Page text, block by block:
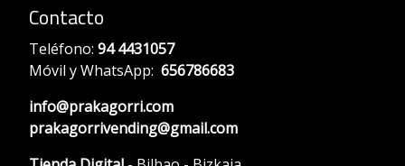
Contacto
Teléfono: 94 4431057
Móvil y WhatsApp: 656786683
info@prakagorri.com
prakagorrivending@gmail.com